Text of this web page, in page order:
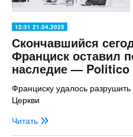
12:31 21.04.2025
Скончавшийся
Франциск оставил
наследие — Politico
Франциску удалось
Церкви
Читать